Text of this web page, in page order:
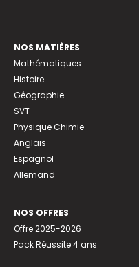
NOS MATIÈRES
Mathématiques
Histoire
Géographie
SVT
Physique Chimie
Anglais
Espagnol
Allemand
NOS OFFRES
Offre 2025-2026
Pack Réussite 4 ans